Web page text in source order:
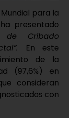
para la
presentado
de Cribado
En este
de la
(97,6%) en
consideran
con